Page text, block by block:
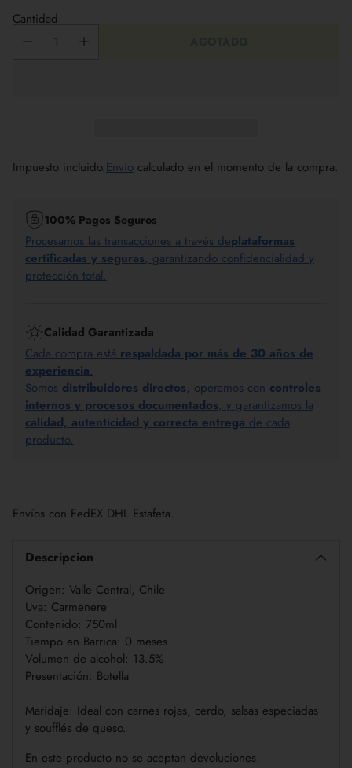
Cantidad
Impuesto incluido.Envío calculado en el momento de la compra.
100% Pagos Seguros
Procesamos las transacciones a través deplataformas
certificadas y seguras, garantizando confidencialidad y
protección total.
Calidad Garantizada
Cada compra está respaldada por más de 30 años de
experiencia.
Somos distribuidores directos, operamos con controles
internos y procesos documentados, y garantizamos la
calidad, autenticidad y correcta entrega de cada
producto.
un
producto
Envíos con FedEX DHL Estafeta.
Descripcion
Origen: Valle Central, Chile
Uva: Carmenere
Contenido: 750ml
Tiempo en Barrica: 0 meses
Volumen de alcohol: 13.5%
Presentación: Botella
Maridaje: Ideal con carnes rojas, cerdo, salsas especiadas
y soufflés de queso.
En este producto no se aceptan devoluciones.